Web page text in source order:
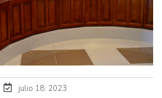
julio 18, 2023